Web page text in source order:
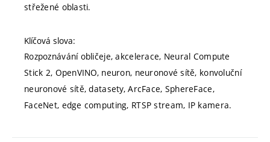
střežené oblasti.
Klíčová slova:
Rozpoznávání obličeje, akcelerace, Neural Compute
Stick 2, OpenVINO, neuron, neuronové sítě, konvoluční
neuronové sítě, datasety, ArcFace, SphereFace,
FaceNet, edge computing, RTSP stream, IP kamera.